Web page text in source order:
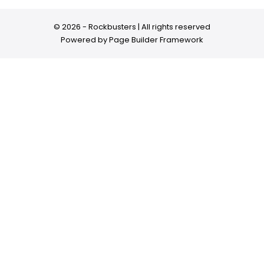
© 2026 - Rockbusters | All rights reserved
Powered byPage Builder Framework